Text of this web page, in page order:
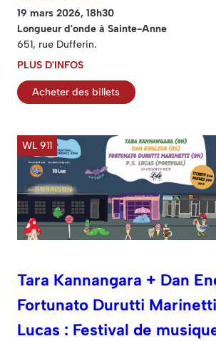
19 mars 2026, 18h30
Longueur d'onde à Sainte-Anne
651, rue Dufferin.
PLUS D'INFOS
Acheter des billets
WL 911
Tara Kannangara + Dan
Fortunato Durutti Marinetti
Lucas : Festival de